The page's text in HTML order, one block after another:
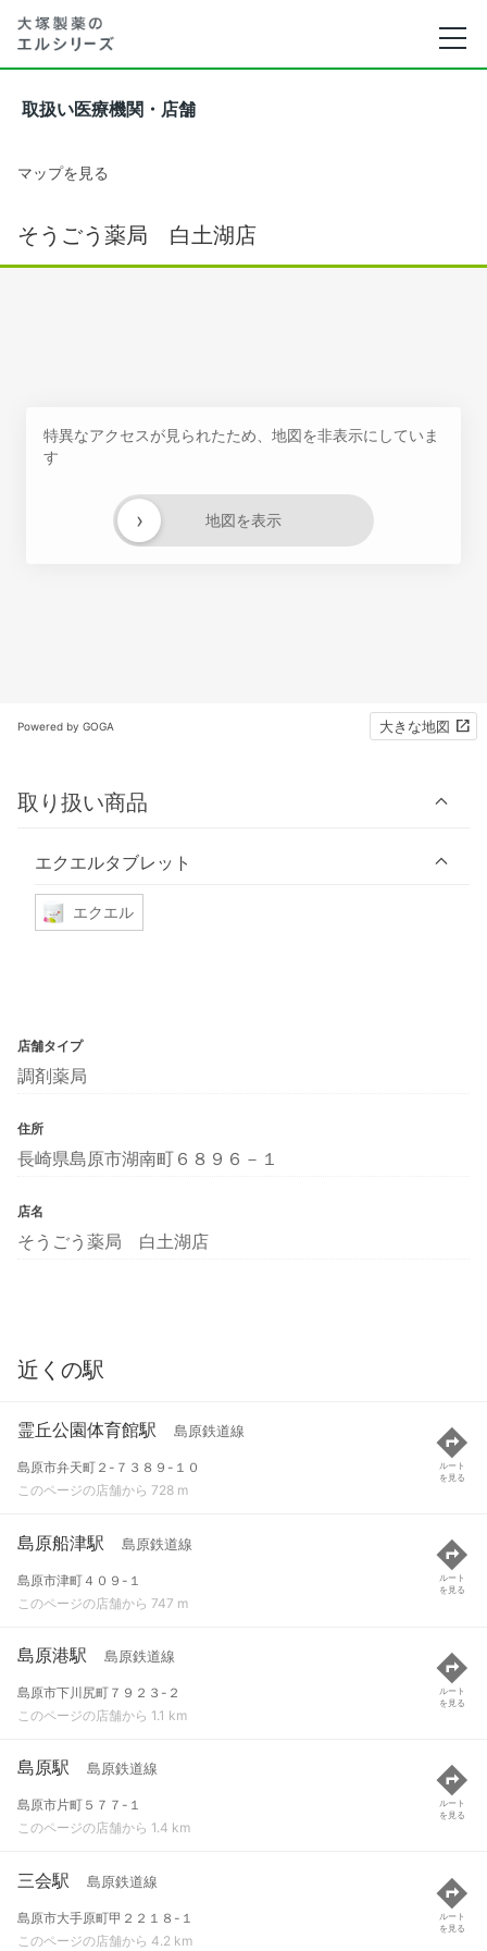
取扱い医療機関・店舗
マップを見る
そうごう薬局 白土湖店
特異なアクセスが見られたため、地図を非表示にしていま
す
地図を表示
›
Powered by GOGA 大きな地図
取り扱い商品
エクエルタブレット
エクエル
店舗タイプ
調剤薬局
住所
長崎県島原市湖南町６８９６－１
店名
そうごう薬局 白土湖店
近くの駅
霊丘公園体育館駅 島原鉄道線
島原市弁天町２-７３８９-１０
このページの店舗から 728 m
ルート
を見る
島原船津駅 島原鉄道線
島原市津町４０９-１
このページの店舗から 747 m
ルート
を見る
島原港駅 島原鉄道線
島原市下川尻町７９２３-２
このページの店舗から 1.1 km
ルート
を見る
島原駅 島原鉄道線
島原市片町５７７-１
このページの店舗から 1.4 km
ルート
を見る
三会駅 島原鉄道線
島原市大手原町甲２２１８-１
このページの店舗から 4.2 km
ルート
を見る